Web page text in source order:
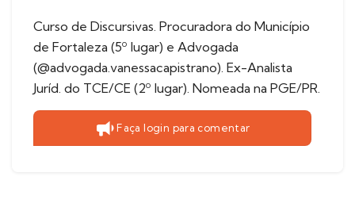
Curso de Discursivas. Procuradora do Município
de Fortaleza (5º lugar) e Advogada
(@advogada.vanessacapistrano). Ex-Analista
Juríd. do TCE/CE (2º lugar). Nomeada na PGE/PR.
Faça login para comentar